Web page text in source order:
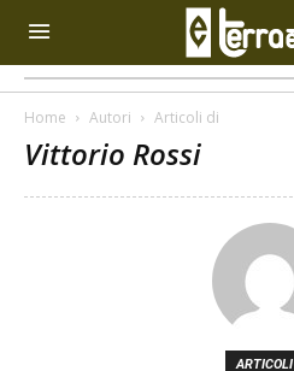
Home Autori Articoli di
Vittorio Rossi
ARTICOLI